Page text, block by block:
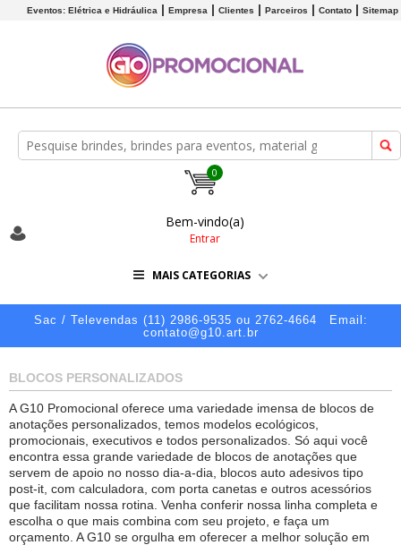
Eventos: Elétrica e Hidráulica Empresa Clientes Parceiros Contato Sitemap
0
Bem-vindo(a)
Entrar
MAIS CATEGORIAS
Sac / Televendas (11) 2986-9535 ou 2762-4664
Email:
contato@g10.art.br
BLOCOS PERSONALIZADOS
A G10 Promocional oferece uma variedade imensa de blocos de
anotações personalizados, temos modelos ecológicos,
promocionais, executivos e todos personalizados. Só aqui você
encontra essa grande variedade de blocos de anotações que
servem de apoio no nosso dia-a-dia, blocos auto adesivos tipo
post-it, com calculadora, com porta canetas e outros acessórios
que facilitam nossa rotina. Venha conferir nossa linha completa e
escolha o que mais combina com seu projeto, e faça um
orçamento. A G10 se orgulha em oferecer a melhor solução em